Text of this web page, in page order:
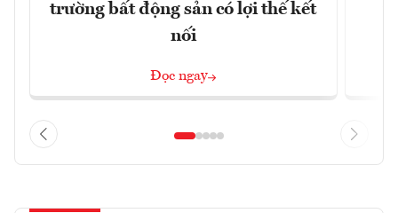
trường bất động sản có lợi thế kết
nối
Đọc ngay